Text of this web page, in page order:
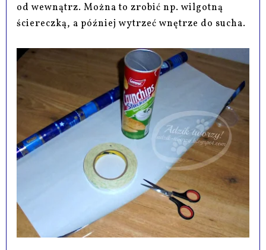
od wewnątrz. Można to zrobić np. wilgotną
ściereczką, a później wytrzeć wnętrze do sucha.